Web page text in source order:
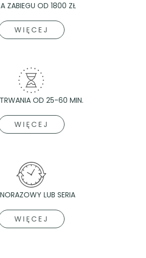
ZABIEGU OD 1800 ZŁ
WIĘCEJ
OD 25-60 MIN.
WIĘCEJ
LUB SERIA
WIĘCEJ